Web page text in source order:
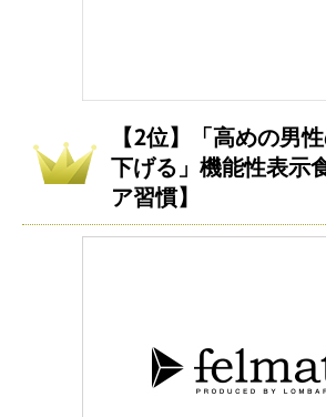
【2位】「高めの男
下げる」機能性表示
ア習慣】